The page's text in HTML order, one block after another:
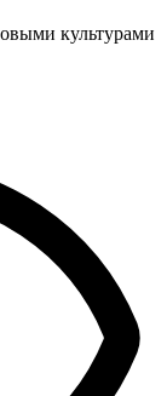
культурами